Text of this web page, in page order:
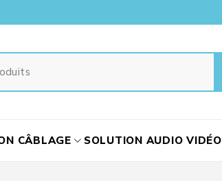
CÂBLAGE SOLUTION AUDIO VIDÉO